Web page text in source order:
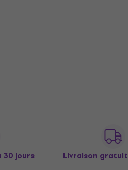
30 jours Livraison